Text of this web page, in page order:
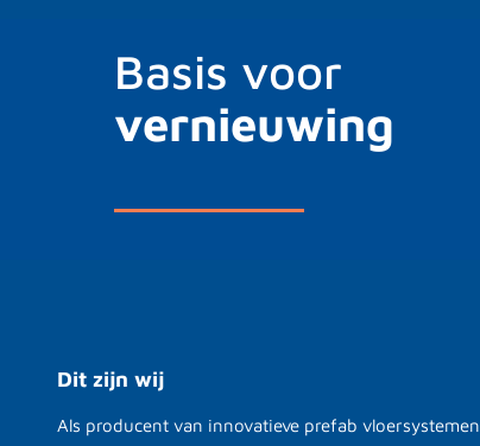
Basis voor
vernieuwing
Dit zijn wij
Als producent van innovatieve prefab vloersystemen